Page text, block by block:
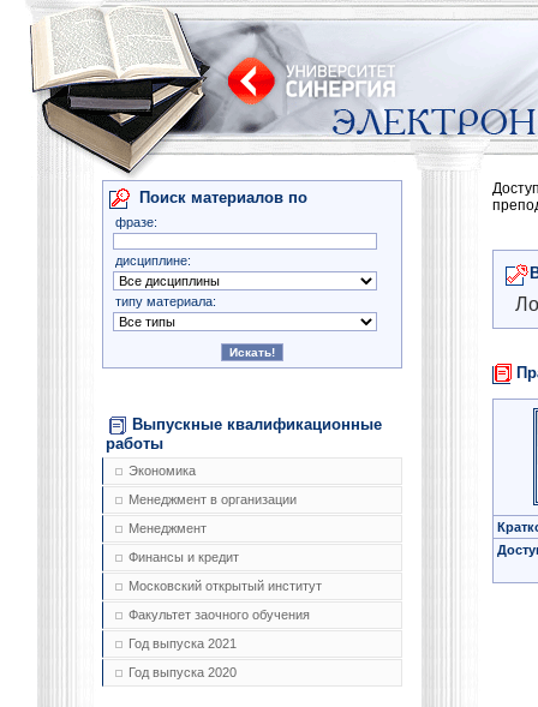
Поиск материалов по
фразе:
дисциплине:
типу материала:
Выпускные квалификационные
работы
Экономика
Менеджмент в организации
Менеджмент
Финансы и кредит
Московский открытый институт
Факультет заочного обучения
Год выпуска 2021
Год выпуска 2020